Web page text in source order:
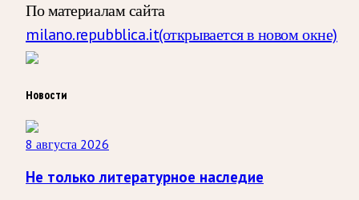
По материалам сайта
milano.repubblica.it(открывается в новом окне)
Новости
8 августа 2026
Не только литературное наследие